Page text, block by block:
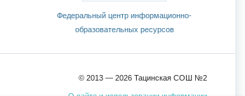
Федеральный центр информационно-
образовательных ресурсов
© 2013 —2026 Тацинская СОШ №2